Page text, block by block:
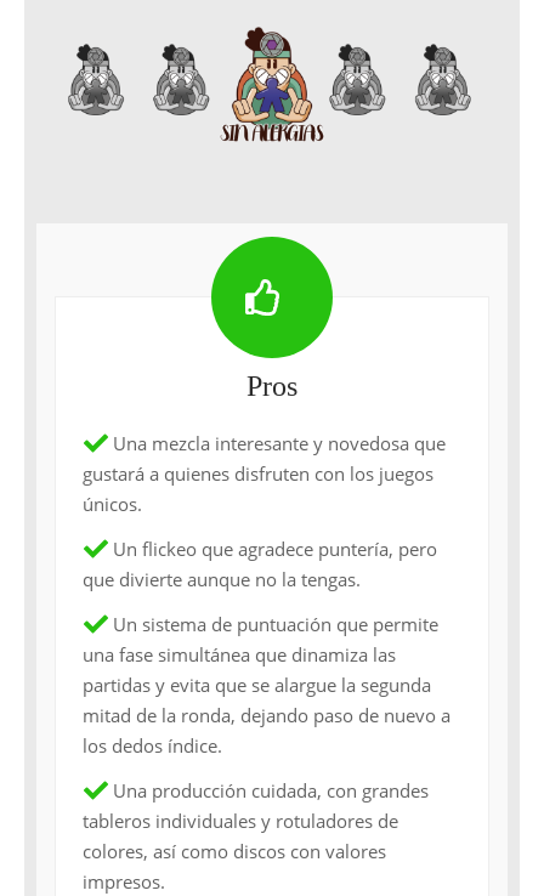
Pros
Una mezcla interesante y novedosa que
gustará a quienes disfruten con los juegos
únicos.
Un flickeo que agradece puntería, pero
que divierte aunque no la tengas.
Un sistema de puntuación que permite
una fase simultánea que dinamiza las
partidas y evita que se alargue la segunda
mitad de la ronda, dejando paso de nuevo a
los dedos índice.
Una producción cuidada, con grandes
tableros individuales y rotuladores de
colores, así como discos con valores
impresos.